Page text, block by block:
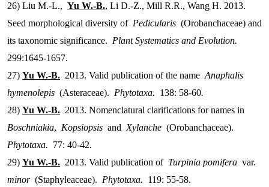
26) Liu M.-L., Yu W.-B., Li D.-Z., Mill R.R., Wang H. 2013.
Seed morphological diversity of Pedicularis (Orobanchaceae) and
its taxonomic significance. Plant Systematics and Evolution.
299:1645-1657.
27) Yu W.-B. 2013. Valid publication of the name Anaphalis
hymenolepis (Asteraceae). Phytotaxa. 138: 58-60.
28) Yu W.-B. 2013. Nomenclatural clarifications for names in
Boschniakia, Kopsiopsis and Xylanche (Orobanchaceae).
Phytotaxa. 77: 40-42.
29) Yu W.-B. 2013. Valid publication of Turpinia pomifera var.
minor (Staphyleaceae). Phytotaxa. 119: 55-58.